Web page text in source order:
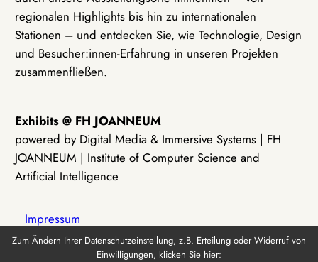
regionalen Highlights bis hin zu internationalen
Stationen – und entdecken Sie, wie Technologie, Design
und Besucher:innen-Erfahrung in unseren Projekten
zusammenfließen.
Exhibits @ FH JOANNEUM
powered by Digital Media & Immersive Systems | FH
JOANNEUM | Institute of Computer Science and
Artificial Intelligence
Impressum
Zum Ändern Ihrer Datenschutzeinstellung, z.B. Erteilung oder Widerruf von
Einwilligungen, klicken Sie hier: